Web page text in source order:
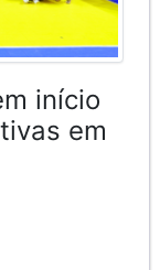
início
em